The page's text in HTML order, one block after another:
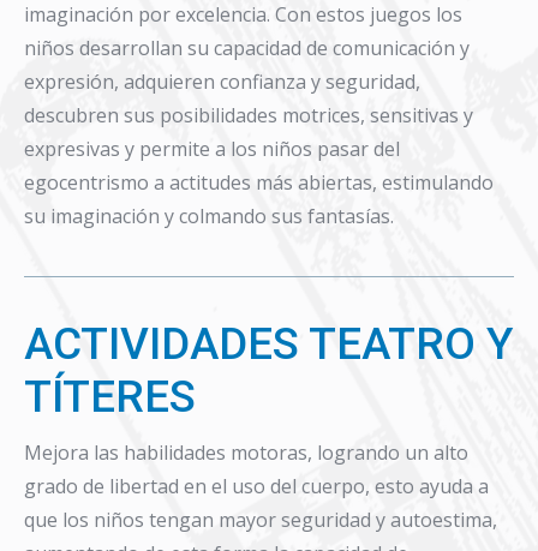
imaginación por excelencia. Con estos juegos los
niños desarrollan su capacidad de comunicación y
expresión, adquieren confianza y seguridad,
descubren sus posibilidades motrices, sensitivas y
expresivas y permite a los niños pasar del
egocentrismo a actitudes más abiertas, estimulando
su imaginación y colmando sus fantasías.
ACTIVIDADES TEATRO Y
TÍTERES
Mejora las habilidades motoras, logrando un alto
grado de libertad en el uso del cuerpo, esto ayuda a
que los niños tengan mayor seguridad y autoestima,